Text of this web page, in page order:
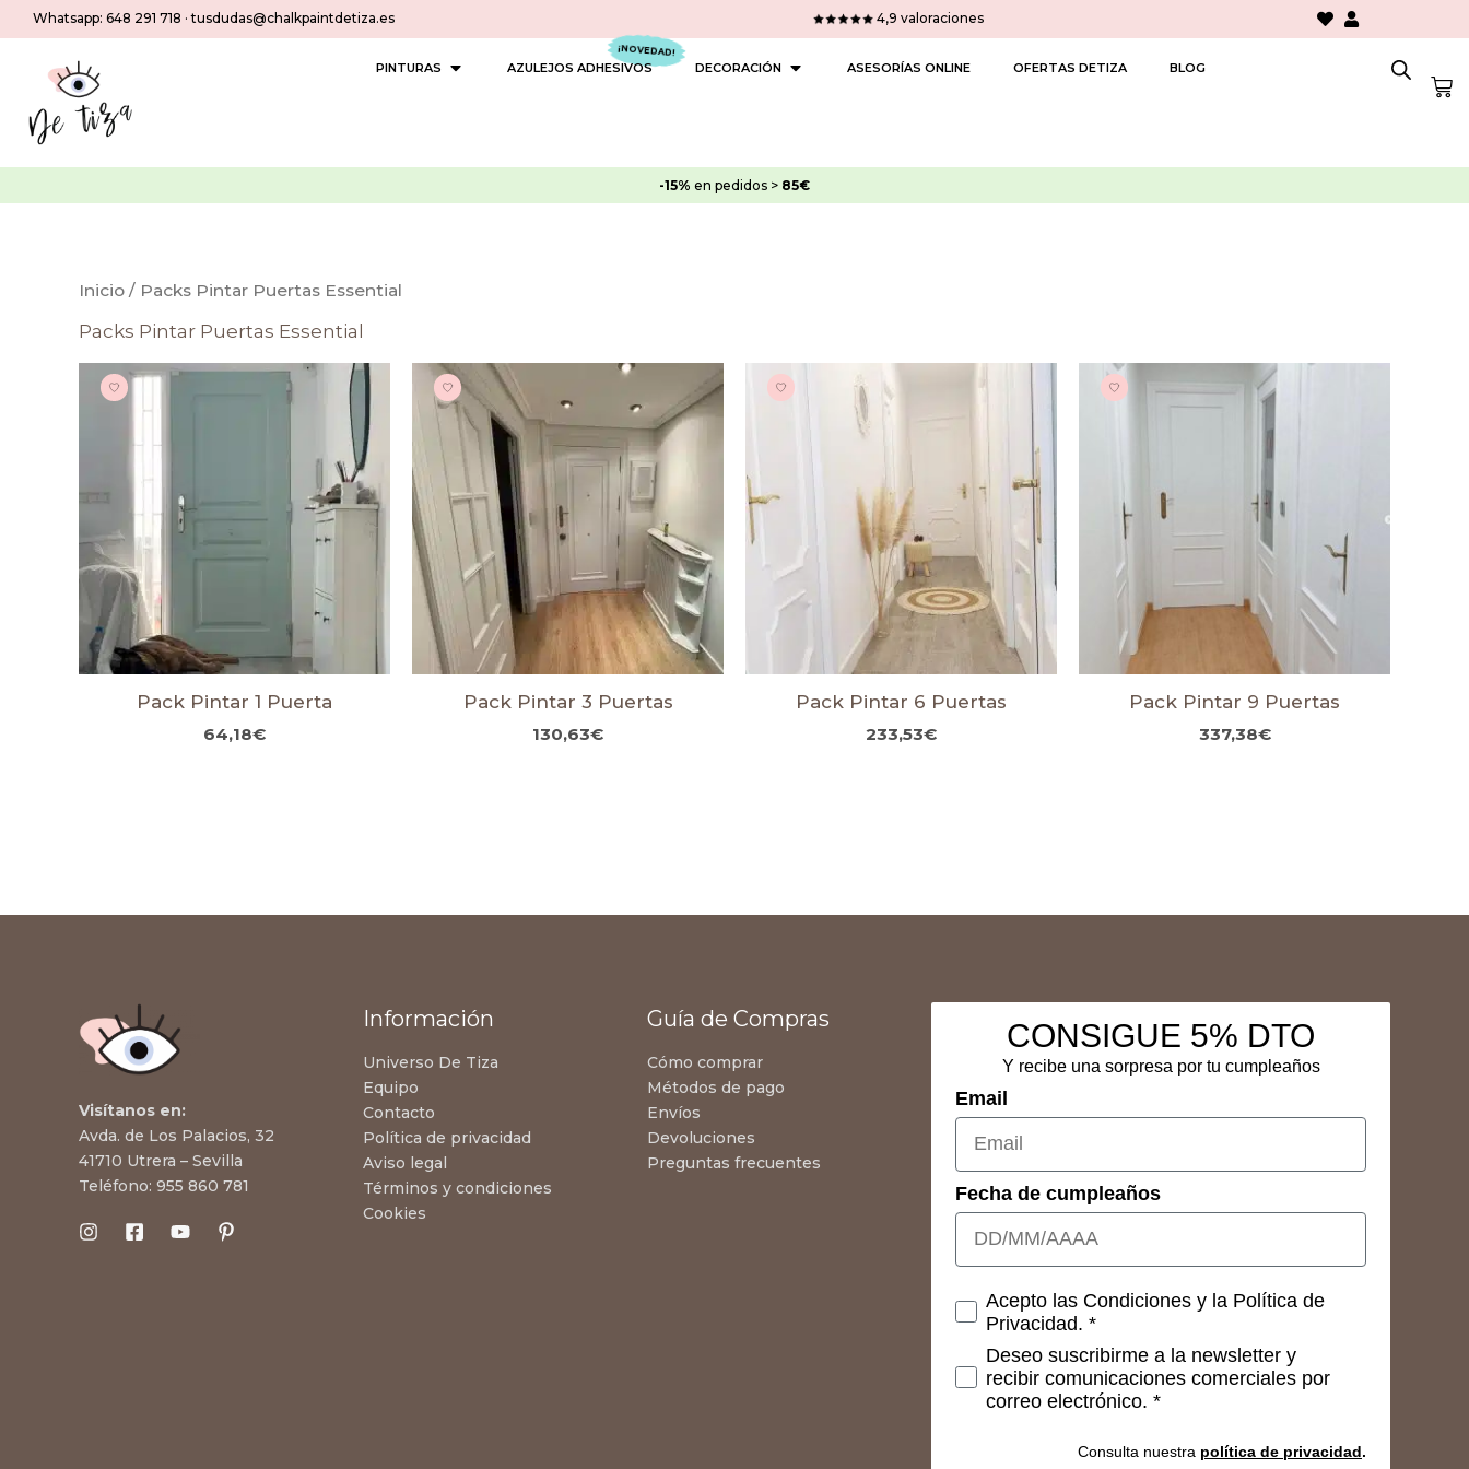
al
contenido
Whatsapp: 648 291 718 ·tusdudas@chalkpaintdetiza.es
gratisen pedidos > 30€ 4,9 valoraciones
PINTURAS OPEN PINTURAS
AZULEJOS ADHESIVOS DECORACIÓN OPEN DECORACIÓN
ASESORÍAS ONLINE OFERTAS DETIZA BLOG
-15% en pedidos > 85€
Inicio / Packs Pintar Puertas Essential
Packs Pintar Puertas Essential
Pack Pintar 1 Puerta
64,18€
Pack Pintar 3 Puertas
130,63€
Pack Pintar 6 Puertas
233,53€
Pack Pintar 9 Puertas
337,38€
Visítanos en:
Avda. de Los Palacios, 32
41710 Utrera – Sevilla
Teléfono: 955 860 781
Información
Universo De Tiza
Equipo
Contacto
Política de privacidad
Aviso legal
Términos y condiciones
Cookies
Guía de Compras
Cómo comprar
Métodos de pago
Envíos
Devoluciones
Preguntas frecuentes
CONSIGUE 5% DTO
Y recibe una sorpresa por tu cumpleaños
Email
Fecha de cumpleaños
Consetimientos
Acepto las Condiciones y la Política de
Privacidad. *
Deseo suscribirme a la newsletter y
recibir comunicaciones comerciales por
correo electrónico. *
Consulta nuestra política de privacidad.